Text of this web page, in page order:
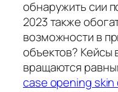
обнаружить сии
2023 также
возможности в
объектов? Кейсы
вращаются
case opening